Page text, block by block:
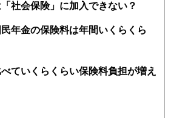
「お金や暮らし」に関する書籍・雑誌の編集経
れ、企画立案から記事掲載まですべての工程に
の特徴は、ファイナンシャルプランナー、弁
「社会保険」に加入できない？
年金の保険料は年間いくらくら
べていくらくらい保険料負担が増え